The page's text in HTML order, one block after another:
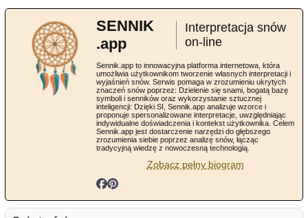
SENNIK
.app
Interpretacja snów
on-line
Sennik.app to innowacyjna platforma internetowa, która
umożliwia użytkownikom tworzenie własnych interpretacji i
wyjaśnień snów. Serwis pomaga w zrozumieniu ukrytych
znaczeń snów poprzez: Dzielenie się snami, bogatą bazę
symboli i senników oraz wykorzystanie sztucznej
inteligencji: Dzięki SI, Sennik.app analizuje wzorce i
proponuje spersonalizowane interpretacje, uwzględniając
indywidualne doświadczenia i kontekst użytkownika. Celem
Sennik.app jest dostarczenie narzędzi do głębszego
zrozumienia siebie poprzez analizę snów, łącząc
tradycyjną wiedzę z nowoczesną technologią.
Zobacz pełny biogram